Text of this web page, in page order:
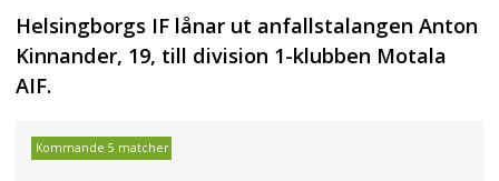
Helsingborgs IF lånar ut anfallstalangen Anton
Kinnander, 19, till division 1-klubben Motala
AIF.
Kommande 5 matcher